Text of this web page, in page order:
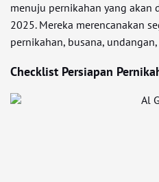
menuju pernikahan yang akan
2025. Mereka merencanakan
pernikahan, busana,
Checklist Persiapan